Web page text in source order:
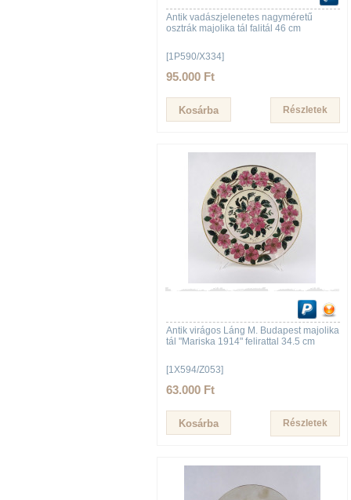
Antik vadászjelenetes nagyméretű
osztrák majolika tál falitál 46 cm
[1P590/X334]
95.000 Ft
Részletek
Antik virágos Láng M. Budapest majolika
tál "Mariska 1914" felirattal 34.5 cm
[1X594/Z053]
63.000 Ft
Részletek